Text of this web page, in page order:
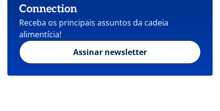
Connection
Receba os principais assuntos da cadeia
alimentícia!
Assinar newsletter